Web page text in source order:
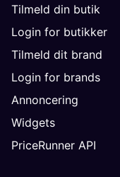
Tilmeld din butik
Login for butikker
Tilmeld dit brand
Login for brands
Annoncering
Widgets
PriceRunner API